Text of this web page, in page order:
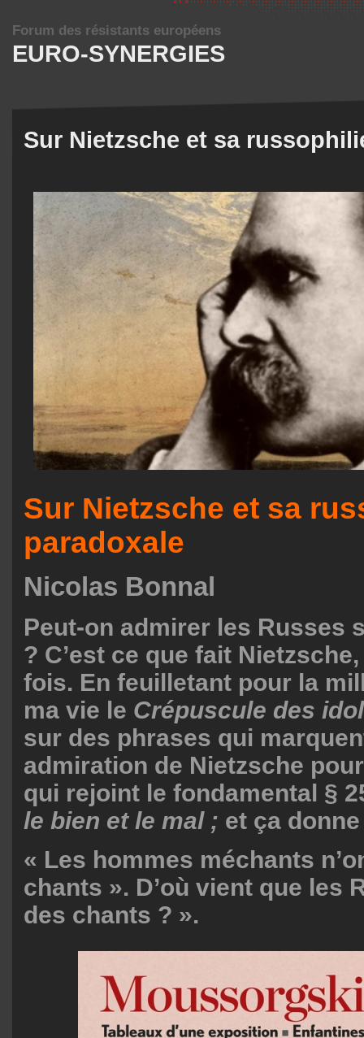
EURO-SYNERGIES
Forum des résistants européens
Sur Nietzsche et sa
Sur Nietzsche et sa
paradoxale
Nicolas Bonnal
Peut-on admirer les Russes
? C’est ce que fait
fois. En feuilletant pour la
ma vie le Crépuscule des
sur des phrases qui
admiration de Nietzsche
qui rejoint le fondamental §
le bien et le mal ; et ça
« Les hommes méchants
chants ». D’où vient que les
des chants ? ».